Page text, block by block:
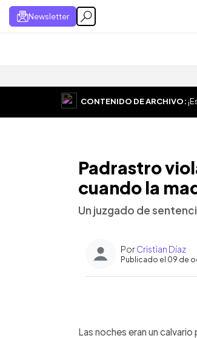
Newsletter
CONTENIDO DE ARCHIVO:
Padrastro
cuando la
Un juzgado de
PorCristian Díaz
Publicado el 09 de
Escuchar
Las noches eran un